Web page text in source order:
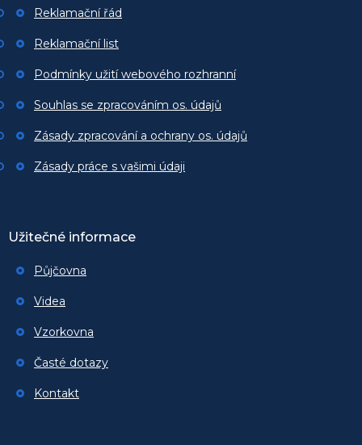
Reklamační řád
Reklamační list
Podmínky užití webového rozhranní
Souhlas se zpracováním os. údajů
Zásady zpracování a ochrany os. údajů
Zásady práce s vašimi údaji
Užitečné informace
Půjčovna
Videa
Vzorkovna
Časté dotazy
Kontakt